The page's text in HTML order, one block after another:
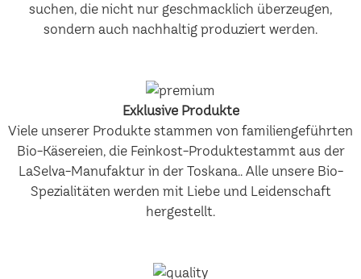
suchen, die nicht nur geschmacklich überzeugen,
sondern auch nachhaltig produziert werden.
Exklusive Produkte
Viele unserer Produkte stammen von familiengeführten
Bio-Käsereien, die Feinkost-Produktestammt aus der
LaSelva-Manufaktur in der Toskana.. Alle unsere Bio-
Spezialitäten werden mit Liebe und Leidenschaft
hergestellt.